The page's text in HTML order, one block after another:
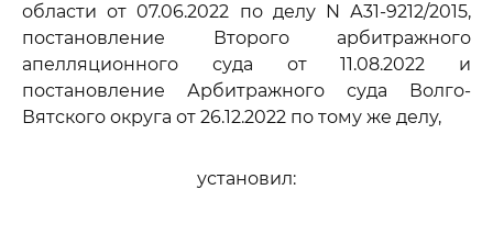
области от 07.06.2022 по делу N А31-9212/2015,
постановление Второго арбитражного
апелляционного суда от 11.08.2022 и
постановление Арбитражного суда Волго-
Вятского округа от 26.12.2022 по тому же делу,
установил: